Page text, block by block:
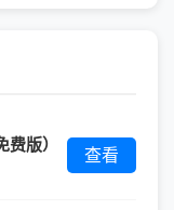
版） 查看